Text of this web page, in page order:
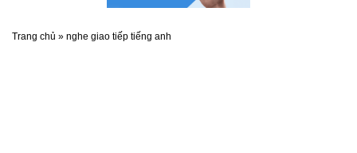
Trang chủ » nghe giao tiếp tiếng anh